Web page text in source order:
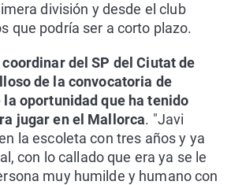
división y desde el club
que podría ser a corto plazo.
del SP del Ciutat de
de la convocatoria de
oportunidad que ha tenido
jugar en el Mallorca. "Javi
la escoleta con tres años y ya
con lo callado que era ya se le
muy humilde y humano con